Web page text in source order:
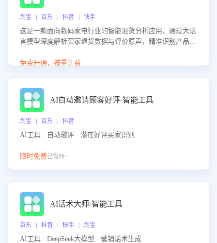
淘宝 | 京东 | 抖音 | 快手
这是一款面向数码家电行业的智能退货分析应用，通过大语
言模型深度解析买家退货数据与评价原声，精准识别产品质
改进建议，通过挖掘用户痛点驱动产品迭代，从根本上降低
免费开通，按量计费
AI自动邀请顾客好评-智能工具
淘宝 | 京东 | 抖音
AI工具 · 自动邀评 · 潜在好评买家识别
限时免费已售99+
AI话术大师-智能工具
京东 | 抖音 | 快手 | 淘宝
AI工具 · DeepSeek大模型 · 营销话术生成